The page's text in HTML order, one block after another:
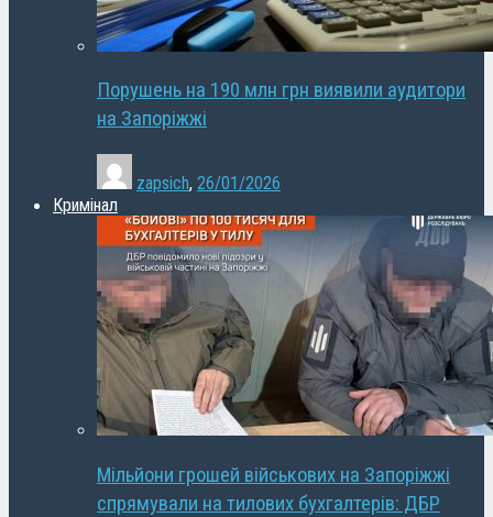
Порушень на 190 млн грн виявили аудитори
на Запоріжжі
zapsich, 26/01/2026
Кримінал
Мільйони грошей військових на Запоріжжі
спрямували на тилових бухгалтерів: ДБР